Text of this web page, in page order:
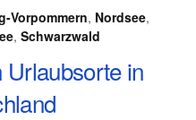
Vorpommern, Nordsee,
, Schwarzwald
Urlaubsorte in